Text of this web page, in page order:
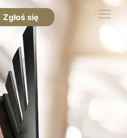
Zgłoś się